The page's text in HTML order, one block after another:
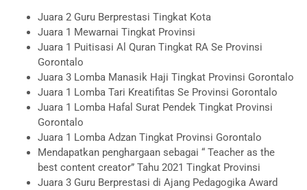
Juara 2 Guru Berprestasi Tingkat Kota
Juara 1 Mewarnai Tingkat Provinsi
Juara 1 Puitisasi Al Quran Tingkat RA Se Provinsi
Gorontalo
Juara 3 Lomba Manasik Haji Tingkat Provinsi Gorontalo
Juara 1 Lomba Tari Kreatifitas Se Provinsi Gorontalo
Juara 1 Lomba Hafal Surat Pendek Tingkat Provinsi
Gorontalo
Juara 1 Lomba Adzan Tingkat Provinsi Gorontalo
Mendapatkan penghargaan sebagai “ Teacher as the
best content creator” Tahu 2021 Tingkat Provinsi
Juara 3 Guru Berprestasi di Ajang Pedagogika Award